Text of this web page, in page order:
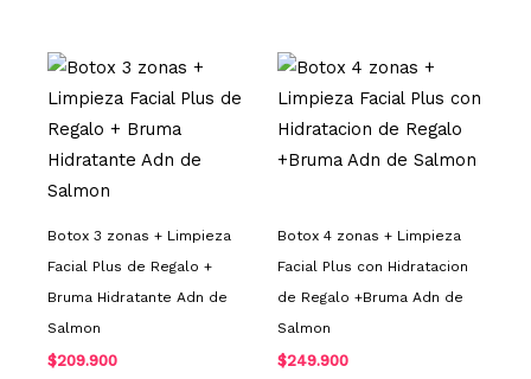
Botox 3 zonas + Limpieza
Facial Plus de Regalo +
Bruma Hidratante Adn de
Salmon
$209.900
Botox 4 zonas + Limpieza
Facial Plus con Hidratacion
de Regalo +Bruma Adn de
Salmon
$249.900